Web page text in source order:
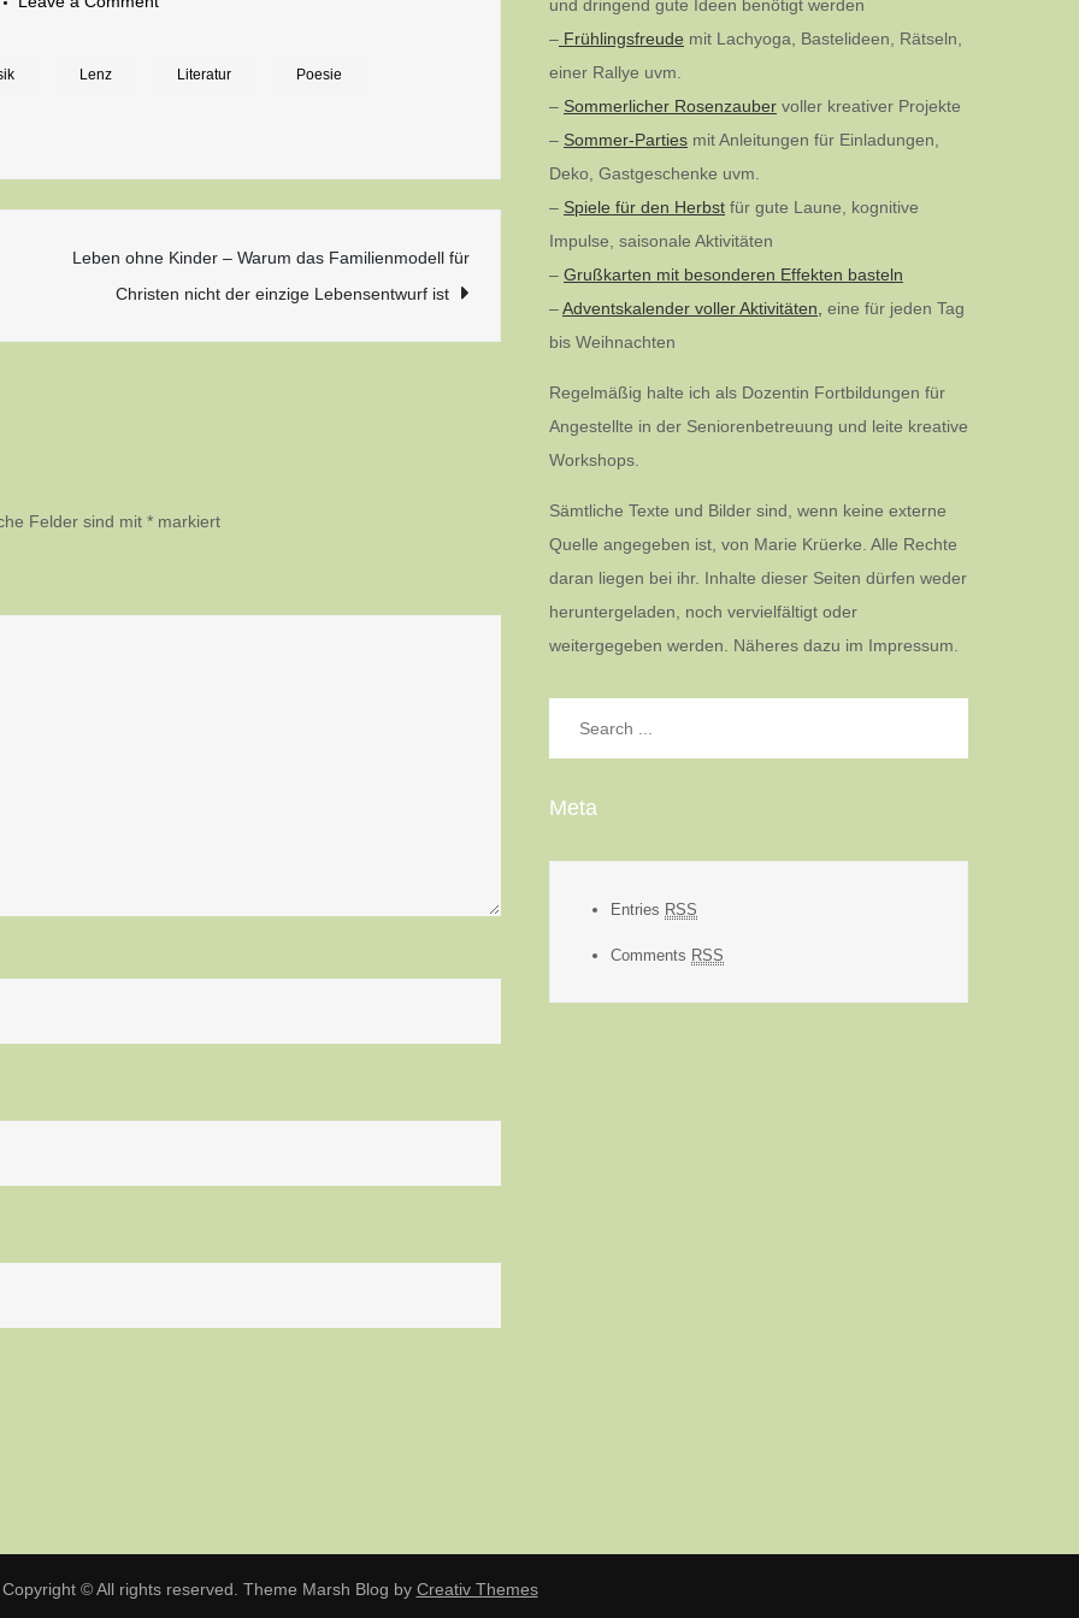
zum
Lenz Literatur Poesie
Leben ohne Kinder – Warum das Familienmodell für
Christen nicht der einzige Lebensentwurf ist
Felder sind mit * markiert
und dringend gute Ideen benötigt werden
– Frühlingsfreude mit Lachyoga, Bastelideen, Rätseln,
einer Rallye uvm.
– Sommerlicher Rosenzauber voller kreativer Projekte
– Sommer-Parties mit Anleitungen für Einladungen,
Deko, Gastgeschenke uvm.
– Spiele für den Herbst für gute Laune, kognitive
Impulse, saisonale Aktivitäten
– Grußkarten mit besonderen Effekten basteln
–Adventskalender voller Aktivitäten, eine für jeden Tag
bis Weihnachten
Regelmäßig halte ich als Dozentin Fortbildungen für
Angestellte in der Seniorenbetreuung und leite kreative
Workshops.
Sämtliche Texte und Bilder sind, wenn keine externe
Quelle angegeben ist, von Marie Krüerke. Alle Rechte
daran liegen bei ihr. Inhalte dieser Seiten dürfen weder
heruntergeladen, noch vervielfältigt oder
weitergegeben werden. Näheres dazu im Impressum.
Meta
Entries RSS
Comments RSS
Copyright © All rights reserved. Theme Marsh Blog by Creativ Themes